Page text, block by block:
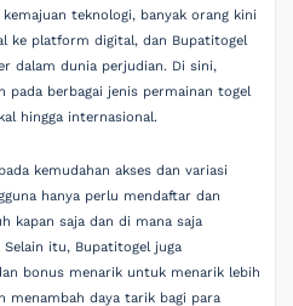
teknologi, banyak orang kini
ke platform digital, dan Bupatitogel
dalam dunia perjudian. Di sini,
pada berbagai jenis permainan togel
hingga internasional.
kemudahan akses dan variasi
hanya perlu mendaftar dan
kapan saja dan di mana saja
Selain itu, Bupatitogel juga
bonus menarik untuk menarik lebih
menambah daya tarik bagi para